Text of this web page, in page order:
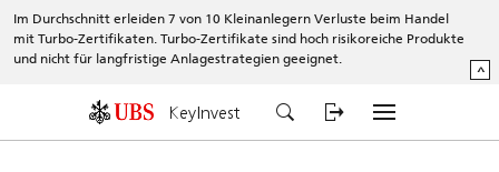
Im Durchschnitt erleiden 7 von 10 Kleinanlegern Verluste beim Handel
mit Turbo-Zertifikaten. Turbo-Zertifikate sind hoch risikoreiche Produkte
und nicht für langfristige Anlagestrategien geeignet.
^
KeyInvest